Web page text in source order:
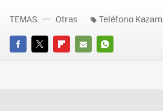
FACEBOOK
TWITTERFLIPBOARD
E-
WHATSAPP
TEMAS Otras Teléfono Kazam